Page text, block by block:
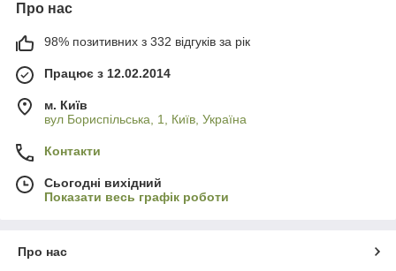
Про нас
98% позитивних з 332 відгуків за рік
Працює з 12.02.2014
м. Київ
вул Бориспільська, 1, Київ, Україна
Контакти
Сьогодні вихідний
Показати весь графік роботи
Про нас